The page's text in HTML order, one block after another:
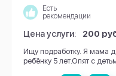
Есть
рекомендации
Цена услуги: 200
Ищу подработку. Я мама
ребёнку 5 лет.Опят с